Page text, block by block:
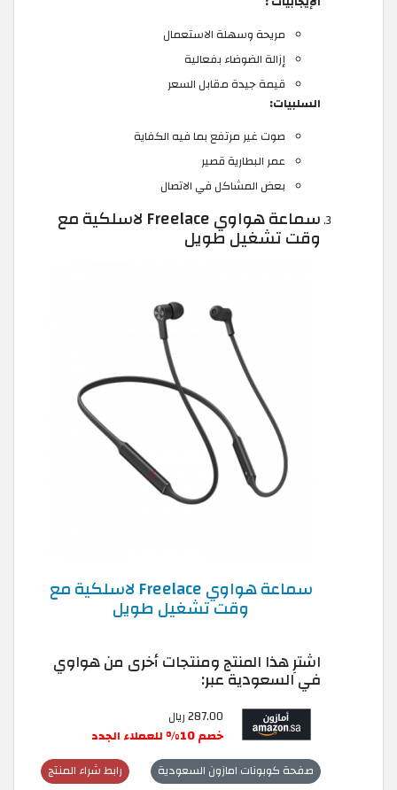
مريحة وسهلة الاستعمال
إزالة الضوضاء بفعالية
قيمة جيدة مقابل السعر
السلبيات:
صوت غير مرتفع بما فيه الكفاية
عمر البطارية قصير
بعض المشاكل في الاتصال
سماعة هواوي Freelace لاسلكية مع
وقت تشغيل طويل
سماعة هواوي Freelace لاسلكية مع
وقت تشغيل طويل
اشترِ هذا المنتج ومنتجات أخرى من هواوي
في السعودية عبر:
287.00 ريال
خصم 10% للعملاء الجدد
رابط شراء المنتج صفحة كوبونات امازون السعودية